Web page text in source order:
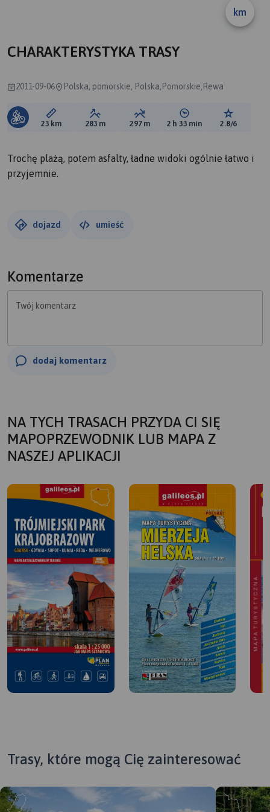
km
CHARAKTERYSTYKA TRASY
2011-09-06 Polska, pomorskie, Polska,Pomorskie,Rewa
Długość trasy:
23 km Suma przewyższeń:
283 m Suma spadków:
297 m Średni czas potrzebny
2 h 33 min Ocena
2.8/6
Trochę plażą, potem asfalty, ładne widoki ogólnie łatwo i
przyjemnie.
dojazd umieść
Komentarze
Twój komentarz
dodaj komentarz
NA TYCH TRASACH PRZYDA CI SIĘ
MAPOPRZEWODNIK LUB MAPA Z
NASZEJ APLIKACJI
Trasy, które mogą Cię zainteresować